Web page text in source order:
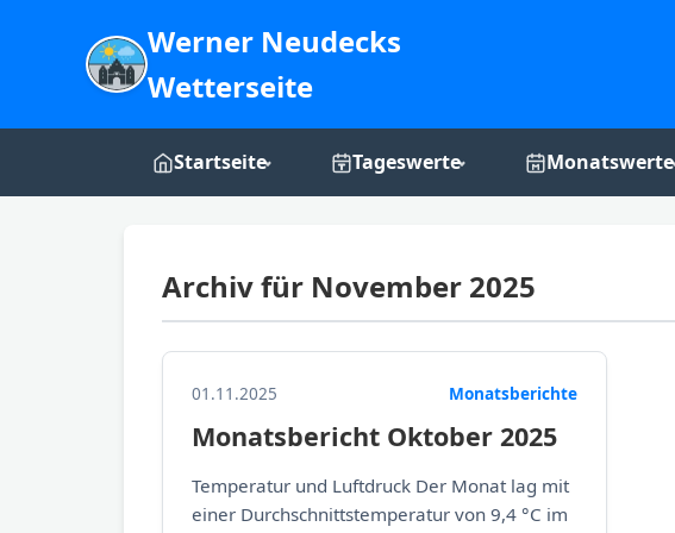
Werner Neudecks
Wetterseite
Startseite
Webcam
Tageswerte Monatswerte
Archiv für November 2025
01.11.2025 Monatsberichte
Monatsbericht Oktober 2025
Temperatur und Luftdruck Der Monat lag mit
einer Durchschnittstemperatur von 9,4 °C im